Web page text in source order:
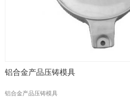
铝合金产品压铸模具
铝合金产品压铸模具